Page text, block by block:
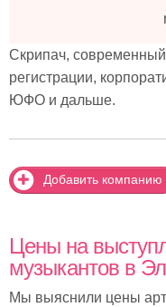
Скрипач,
регистрации,
ЮФО и дальше.
Добавить компанию
Цены на
музыкантов в
Мы выяснили цены